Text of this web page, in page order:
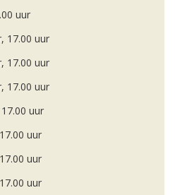
uur
17.00 uur
17.00 uur
17.00 uur
uur
uur
uur
uur